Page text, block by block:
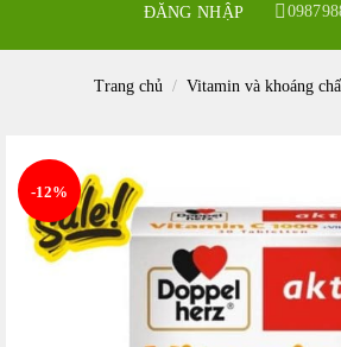
ĐĂNG NHẬP
Trang chủ / Vitamin và khoáng
-12%